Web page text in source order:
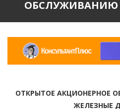
ОБСЛУЖИВАНИЮ
ОТКРЫТОЕ АКЦИОНЕРНОЕ
ЖЕЛЕЗНЫЕ